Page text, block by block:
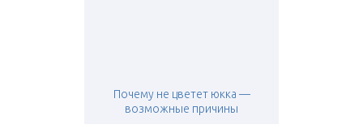
Почему не цветет юкка —
возможные причины